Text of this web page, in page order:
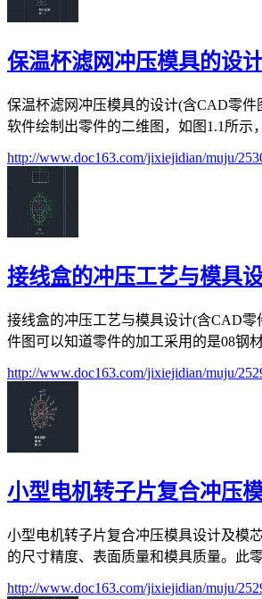
保温杯滤网冲压模具的设
保温杯滤网冲压模具的设计(含CAD零
软件绘制出零件的二维图，如图1.1所示
http://www.doc163.com/jixiejidian/muju/
接线盒的冲压工艺与模具
接线盒的冲压工艺与模具设计(含CAD零
件图可以知道零件的加工采用的是08钢
http://www.doc163.com/jixiejidian/muju/
小型电机转子片复合冲压
小型电机转子片复合冲压模具设计及模
的尺寸精度、表面质量和模具质量。此
http://www.doc163.com/jixiejidian/muju/